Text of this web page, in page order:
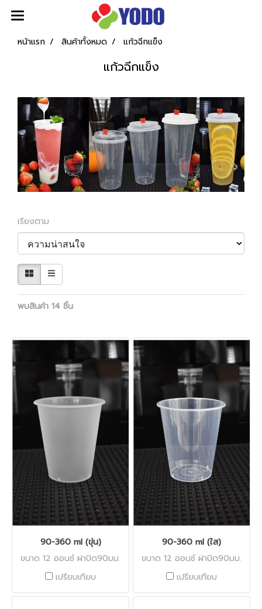
หน้าแรก สินค้าทั้งหมด แก้วฉีกแข็ง
แก้วฉีกแข็ง
เรียงตาม
พบสินค้า 14 ชิ้น
90-360 ml (ขุ่น)
ขนาด 12 ออนซ์ ฝาปิด90มม.
เปรียบเทียบ
90-360 ml (ใส)
ขนาด 12 ออนซ์ ฝาปิด90มม.
เปรียบเทียบ